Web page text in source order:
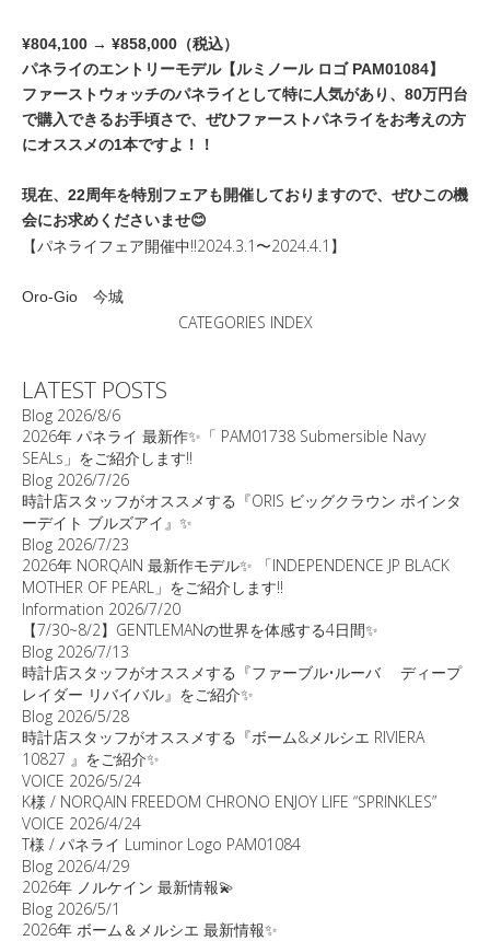
¥804,100 → ¥858,000（税込）
パネライのエントリーモデル【ルミノール ロゴ PAM01084】
ファーストウォッチのパネライとして特に人気があり、80万円台
で購入できるお手頃さで、ぜひファーストパネライをお考えの方
にオススメの1本ですよ！！
現在、22周年を特別フェアも開催しておりますので、ぜひこの機
会にお求めくださいませ😊
【パネライフェア開催中‼️2024.3.1〜2024.4.1】
Oro-Gio 今城
CATEGORIES INDEX
LATEST POSTS
Blog 2026/8/6
2026年 パネライ 最新作✨「 PAM01738 Submersible Navy
SEALs」をご紹介します‼️
Blog 2026/7/26
時計店スタッフがオススメする『ORIS ビッグクラウン ポインタ
ーデイト ブルズアイ』✨
Blog 2026/7/23
2026年 NORQAIN 最新作モデル✨ 「INDEPENDENCE JP BLACK
MOTHER OF PEARL」をご紹介します‼️
Information 2026/7/20
【7/30~8/2】GENTLEMANの世界を体感する4日間✨
Blog 2026/7/13
時計店スタッフがオススメする『ファーブル•ルーバ ディープ
レイダー リバイバル』をご紹介✨
Blog 2026/5/28
時計店スタッフがオススメする『ボーム&メルシエ RIVIERA
10827 』をご紹介✨
VOICE 2026/5/24
K様 / NORQAIN FREEDOM CHRONO ENJOY LIFE “SPRINKLES”
VOICE 2026/4/24
T様 / パネライ Luminor Logo PAM01084
Blog 2026/4/29
2026年 ノルケイン 最新情報💫
Blog 2026/5/1
2026年 ボーム＆メルシエ 最新情報✨